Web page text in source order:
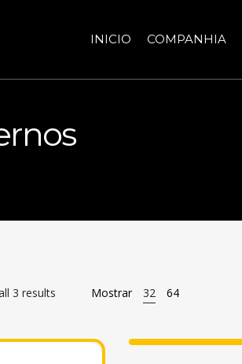
INICIO COMPANHIA
3 results Mostrar 32 64